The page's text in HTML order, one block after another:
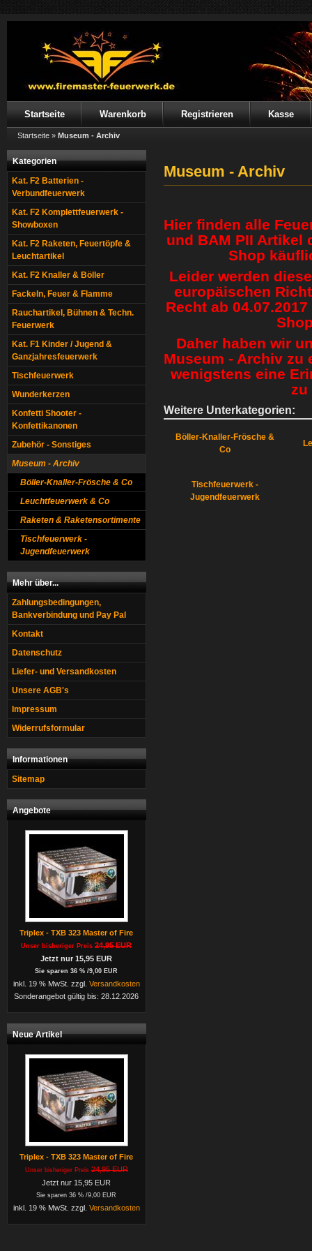
Startseite Warenkorb Registrieren Kasse
Startseite » Museum - Archiv
Kategorien
Kat. F2 Batterien -
Verbundfeuerwerk
Kat. F2 Komplettfeuerwerk -
Showboxen
Kat. F2 Raketen, Feuertöpfe &
Leuchtartikel
Kat. F2 Knaller & Böller
Fackeln, Feuer & Flamme
Rauchartikel, Bühnen & Techn.
Feuerwerk
Kat. F1 Kinder / Jugend &
Ganzjahresfeuerwerk
Tischfeuerwerk
Wunderkerzen
Konfetti Shooter -
Konfettikanonen
Zubehör - Sonstiges
Museum - Archiv
Böller-Knaller-Frösche & Co
Leuchtfeuerwerk & Co
Raketen & Raketensortimente
Tischfeuerwerk -
Jugendfeuerwerk
Mehr über...
Zahlungsbedingungen,
Bankverbindung und Pay Pal
Kontakt
Datenschutz
Liefer- und Versandkosten
Unsere AGB's
Impressum
Widerrufsformular
Informationen
Sitemap
Angebote
Triplex - TXB 323 Master of Fire
Unser bisheriger Preis24,95 EUR
Jetzt nur 15,95 EUR
Sie sparen 36 % /9,00 EUR
inkl. 19 % MwSt. zzgl. Versandkosten
Sonderangebot gültig bis: 28.12.2026
Neue Artikel
Triplex - TXB 323 Master of Fire
Unser bisheriger Preis 24,95 EUR
Jetzt nur 15,95 EUR
Sie sparen 36 % /9,00 EUR
inkl. 19 % MwSt. zzgl. Versandkosten
Museum - Archiv
Hier finden alle
und BAM PII Artikel
Shop
Leider werden
europäischen
Recht ab
Daher haben wir
Museum - Archiv zu
wenigstens eine
zu
Weitere Unterkategorien:
Böller-Knaller-Frösche &
Co
Tischfeuerwerk -
Jugendfeuerwerk